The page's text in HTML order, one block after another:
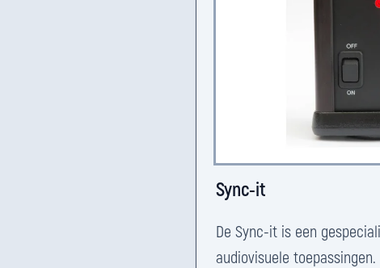
Sync-it
De Sync-it is een
audiovisuele toepassingen.